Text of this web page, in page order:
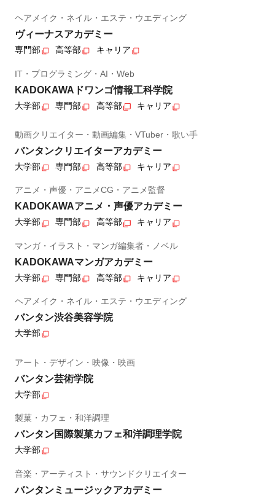
ヘアメイク・ネイル・エステ・ウエディング
ヴィーナスアカデミー
専門部 高等部 キャリア
IT・プログラミング・AI・Web
KADOKAWAドワンゴ情報工科学院
大学部 専門部 高等部 キャリア
動画クリエイター・動画編集・VTuber・歌い手
バンタンクリエイターアカデミー
大学部 専門部 高等部 キャリア
アニメ・声優・アニメCG・アニメ監督
KADOKAWAアニメ・声優アカデミー
大学部 専門部 高等部 キャリア
マンガ・イラスト・マンガ編集者・ノベル
KADOKAWAマンガアカデミー
大学部 専門部 高等部 キャリア
ヘアメイク・ネイル・エステ・ウエディング
バンタン渋谷美容学院
大学部
アート・デザイン・映像・映画
バンタン芸術学院
大学部
製菓・カフェ・和洋調理
バンタン国際製菓カフェ和洋調理学院
大学部
音楽・アーティスト・サウンドクリエイター
バンタンミュージックアカデミー